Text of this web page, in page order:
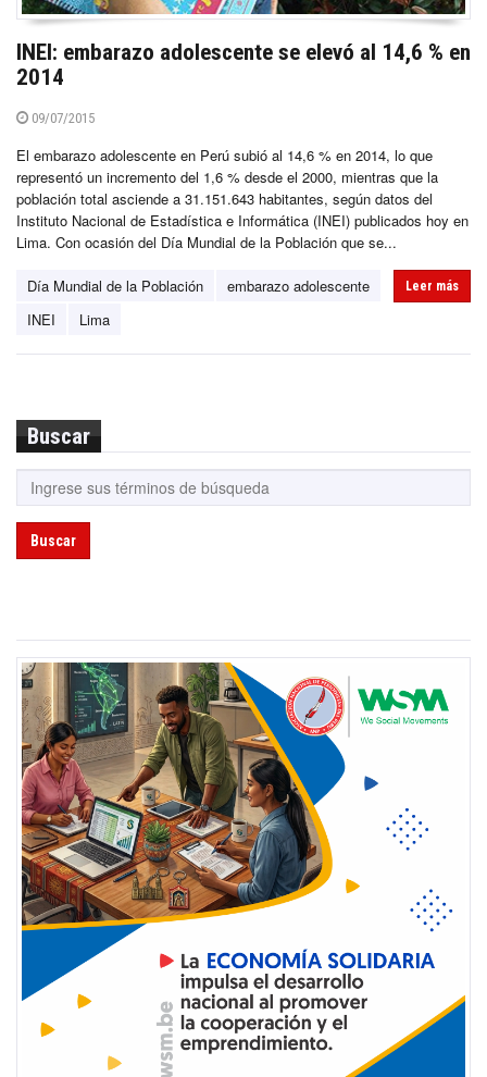
INEI: embarazo adolescente se elevó al 14,6 % en
2014
09/07/2015
El embarazo adolescente en Perú subió al 14,6 % en 2014, lo que
representó un incremento del 1,6 % desde el 2000, mientras que la
población total asciende a 31.151.643 habitantes, según datos del
Instituto Nacional de Estadística e Informática (INEI) publicados hoy en
Lima. Con ocasión del Día Mundial de la Población que se...
Día Mundial de la Población
embarazo adolescente
INEI
Lima
Leer más
Buscar
Buscar